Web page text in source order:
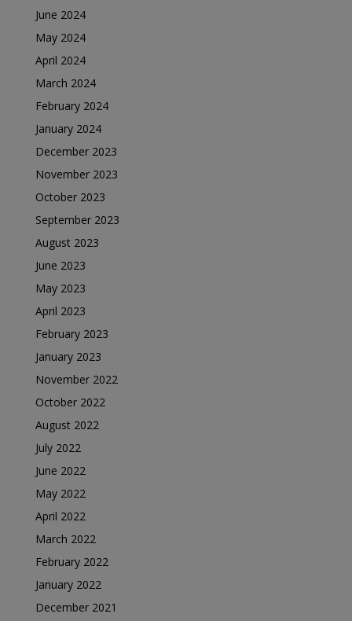
June 2024
May 2024
April 2024
March 2024
February 2024
January 2024
December 2023
November 2023
October 2023
September 2023
August 2023
June 2023
May 2023
April 2023
February 2023
January 2023
November 2022
October 2022
August 2022
July 2022
June 2022
May 2022
April 2022
March 2022
February 2022
January 2022
December 2021